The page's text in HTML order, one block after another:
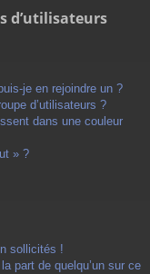
d’utilisateurs
je en rejoindre un ?
d’utilisateurs ?
dans une couleur
» ?
sollicités !
part de quelqu’un sur ce